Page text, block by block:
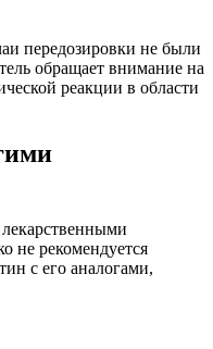
передозировки не были
обращает внимание на
реакции в области
не рекомендуется
с его аналогами,